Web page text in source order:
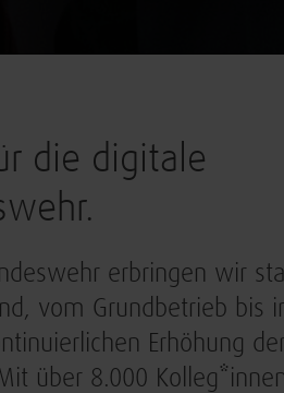
die digitale
erbringen wir
vom Grundbetrieb bis
Erhöhung
über 8.000